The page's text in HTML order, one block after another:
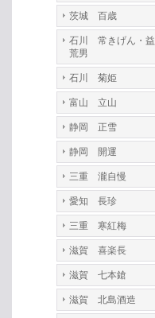
茨城 百歳
石川 常きげん・益
荒男
石川 菊姫
富山 立山
静岡 正雪
静岡 開運
三重 瀧自慢
愛知 長珍
三重 寒紅梅
滋賀 喜楽長
滋賀 七本鎗
滋賀 北島酒造